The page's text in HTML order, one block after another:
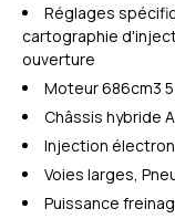
Réglages
cartographie
ouverture
Moteur 686cm3
Châssis hybride
Injection
Voies larges,
Puissance